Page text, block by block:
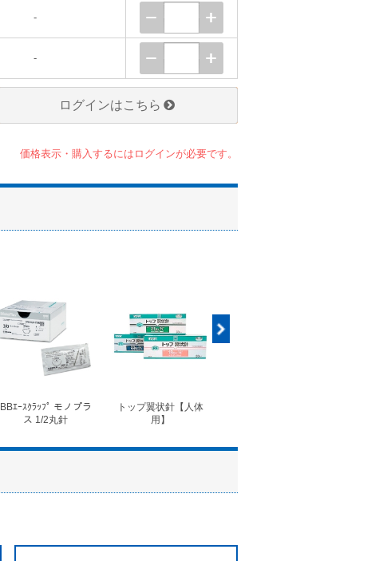
-
-
ログインはこちら
価格表示・購入するにはログインが必要です。
BBｴｰｽｸﾗｯﾌﾟ モノプラ
ス 1/2丸針
トップ翼状針【人体
用】